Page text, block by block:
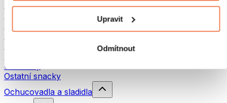
Upravit
Odmítnout
Proteinové tyčinky
Proteinové čipsy a krekry
Čokolády
Ostatní snacky
Ochucovadla a sladidla